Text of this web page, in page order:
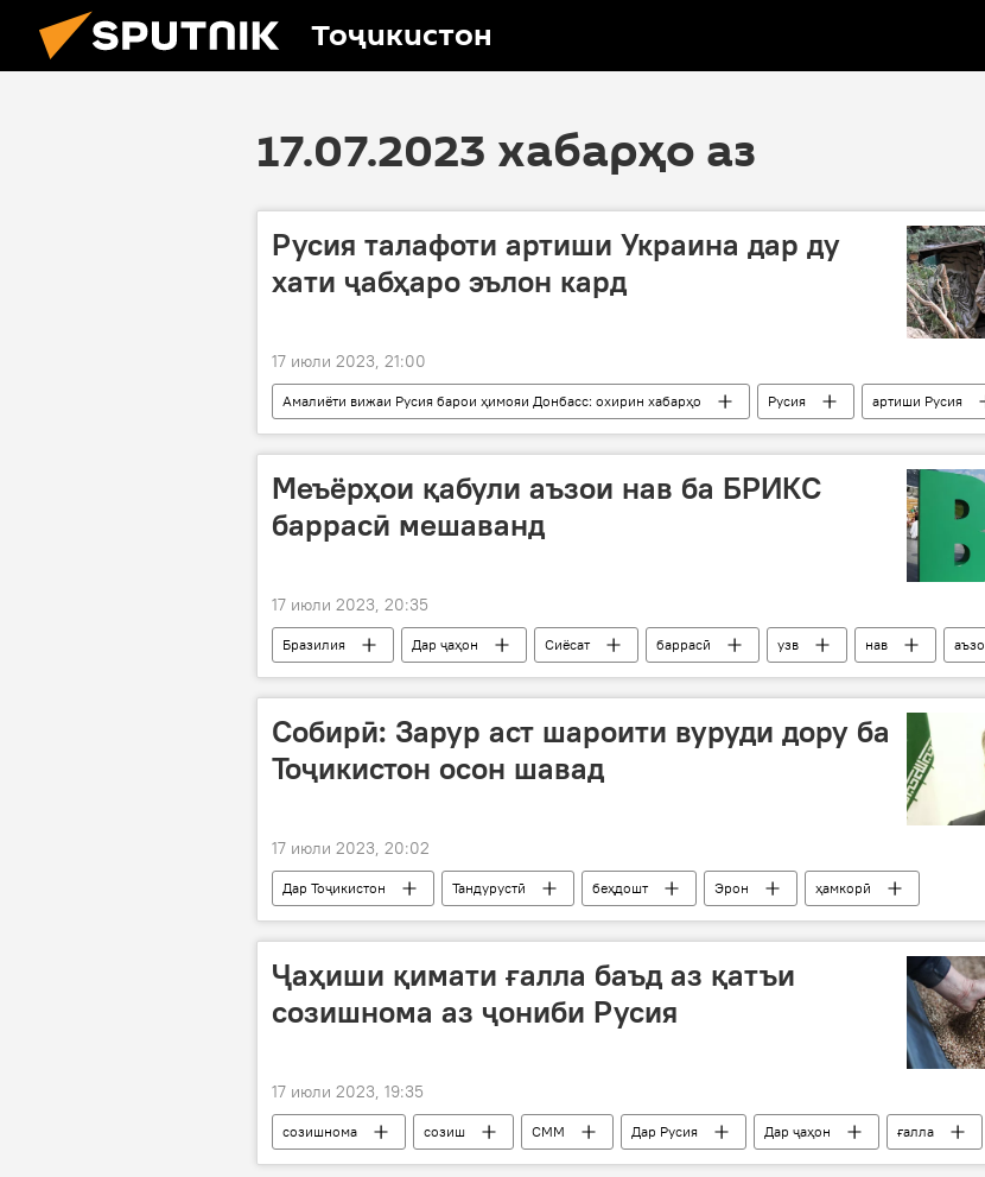
Тоҷикистон
17.07.2023 хабарҳо аз
Русия талафоти артиши Украина дар ду
хати ҷабҳаро эълон кард
17 июли 2023, 21:00
Амалиёти вижаи Русия барои ҳимояи Донбасс: охирин хабарҳо Русия
артиши Русия
Дар Русия
Донбасс Украина талафот амалиёти вижа
Меъёрҳои қабули аъзои нав ба БРИКС
баррасӣ мешаванд
17 июли 2023, 20:35
Бразилия Дар ҷаҳон Сиёсат баррасӣ узв нав аъзо
Собирӣ: Зарур аст шароити вуруди дору ба
Тоҷикистон осон шавад
17 июли 2023, 20:02
Дар Тоҷикистон Тандурустӣ беҳдошт Эрон
ҳамкорӣ
маводи доруворӣ
вуруд
Ҷаҳиши қимати ғалла баъд аз қатъи
созишнома аз ҷониби Русия
17 июли 2023, 19:35
созишнома созиш СММ Дар Русия Дар ҷаҳон
ғалла
нархи қимат